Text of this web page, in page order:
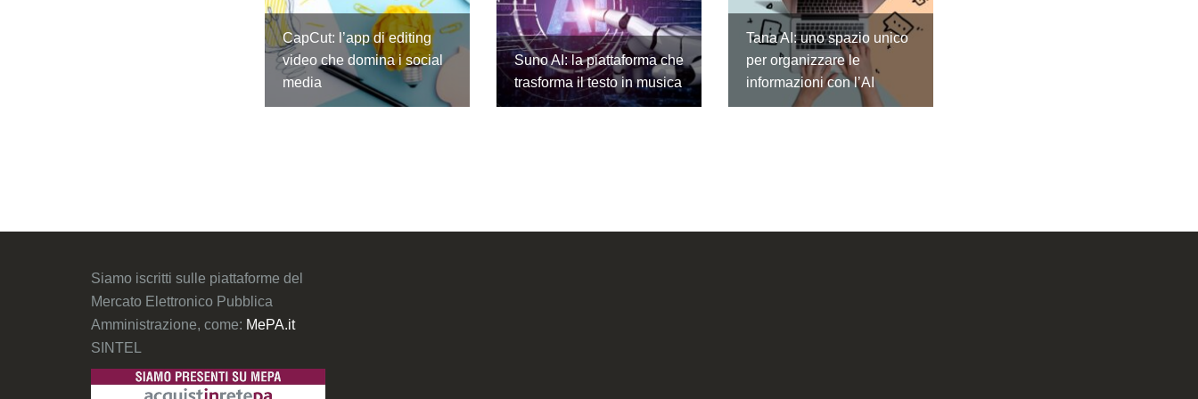
CapCut: l’app di editing
video che domina i social
media
Suno AI: la piattaforma che
trasforma il testo in musica
Tana AI: uno spazio unico
per organizzare le
informazioni con l’AI
Siamo iscritti sulle piattaforme del
Mercato Elettronico Pubblica
Amministrazione, come: MePA.it
SINTEL